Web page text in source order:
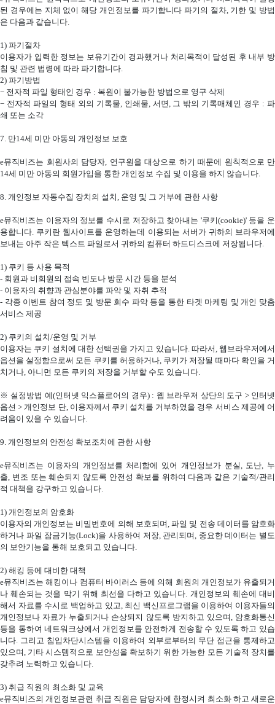
된 경우에는 지체 없이 해당 개인정보를 파기합니다 파기의 절차, 기한 및 방법
은 다음과 같습니다
1) 파기절차
이용자가 입력한 정보는 보유기간이 경과했거나 처리목적이 달성된 후 내부 방
침 및 관련 법령에 따라 파기합니다
2) 파기방법
− 전자적 파일 형태인 경우 : 복원이 불가능한 방법으로 영구 삭제
− 전자적 파일의 형태 외의 기록물 인쇄물 서면 그 밖의 기록매체인 경우 :파
쇄 또는 소각
7. 만14세 미만 아동의 개인정보 보호
e뮤직비즈는 회원사의 담당자 연구원을 대상으로 하기 때문에 원칙적으로 만
14세 미만 아동의 회원가입을 통한 개인정보 수집 및 이용을 하지 않습니다
8. 개인정보 자동수집 장치의 설치 운영 및 그 거부에 관한 사항
e뮤직비즈는 이용자의 정보를 수시로 저장하고 찾아내는 '쿠키(cookie)' 등을 운
용합니다 쿠키란 웹사이트를 운영하는데 이용되는 서버가 귀하의 브라우저에
보내는 아주 작은 텍스트 파일로서 귀하의 컴퓨터 하드디스크에 저장됩니다
1) 쿠키 등 사용 목적
- 회원과 비회원의 접속 빈도나 방문 시간 등을 분석
- 이용자의 취향과 관심분야를 파악 및 자취 추적
- 각종 이벤트 참여 정도 및 방문 회수 파악 등을 통한 타겟 마케팅 및 개인 맞춤
서비스 제공
2) 쿠키의 설치/운영 및 거부
이용자는 쿠키 설치에 대한 선택권을 가지고 있습니다. 따라서 웹브라우저에서
옵션을 설정함으로써 모든 쿠키를 허용하거나, 쿠키가 저장될 때마다 확인을 거
치거나 아니면 모든 쿠키의 저장을 거부할 수도 있습니다
※ 설정방법 예(인터넷 익스플로어의 경우) : 웹 브라우저 상단의 도구 > 인터넷
옵션 > 개인정보 단, 이용자께서 쿠키 설치를 거부하였을 경우 서비스 제공에 어
려움이 있을 수 있습니다
9. 개인정보의 안전성 확보조치에 관한 사항
e뮤직비즈는 이용자의 개인정보를 처리함에 있어 개인정보가 분실 도난
누
출 변조 또는 훼손되지 않도록 안전성 확보를 위하여 다음과 같은 기술적/관리
적 대책을 강구하고 있습니다
1) 개인정보의 암호화
이용자의 개인정보는 비밀번호에 의해 보호되며 ,파일 및 전송 데이터를 암호화
하거나 파일 잠금기능(Lock)을 사용하여 저장, 관리되며
중요한 데이터는 별도
의 보안기능을 통해 보호되고 있습니다
2) 해킹 등에 대비한 대책
e뮤직비즈는 해킹이나 컴퓨터 바이러스 등에 의해 회원의 개인정보가 유출되거
나 훼손되는 것을 막기 위해 최선을 다하고 있습니다 개인정보의 훼손에 대비
해서 자료를 수시로 백업하고 있고 최신 백신프로그램을 이용하여 이용자들의
개인정보나 자료가 누출되거나 손상되지 않도록 방지하고 있으며
암호화통신
등을 통하여 네트워크상에서 개인정보를 안전하게 전송할 수 있도록 하고 있습
니다 그리고 침입차단시스템을 이용하여 외부로부터의 무단 접근을 통제하고
있으며 기타 시스템적으로 보안성을 확보하기 위한 가능한 모든 기술적 장치를
갖추려 노력하고 있습니다
3) 취급 직원의 최소화 및 교육
e뮤직비즈의 개인정보관련 취급 직원은 담당자에 한정시켜 최소화 하고 새로운